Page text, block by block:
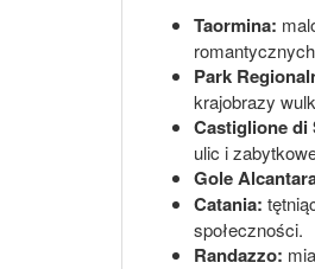
Taormina:
Park
krajobrazy
Castiglione di
ulic i
Gole
Catania:
społeczności.
Randazzo: